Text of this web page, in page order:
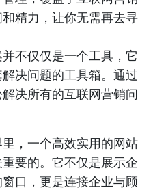
精力，让你无需再去寻
不仅仅是一个工具，它
决问题的工具箱。通过
决所有的互联网营销问
，一个高效实用的网站
要的。它不仅是展示企
口，更是连接企业与顾